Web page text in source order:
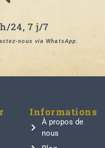
24, 7 j/7
nous via WhatsApp.
Informations
À propos de
nous